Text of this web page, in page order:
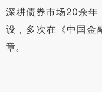
深耕债券市场20余年
设，多次在《中国金
章。